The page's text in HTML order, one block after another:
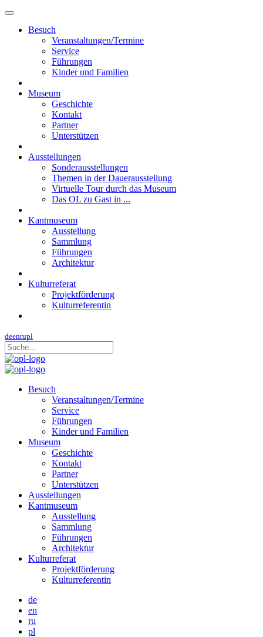
Besuch
Veranstaltungen/Termine
Service
Führungen
Kinder und Familien
Museum
Geschichte
Kontakt
Partner
Unterstützen
Ausstellungen
Sonderausstellungen
Themen in der Dauerausstellung
Virtuelle Tour durch das Museum
Das OL zu Gast in ...
Kantmuseum
Ausstellung
Sammlung
Führungen
Architektur
Kulturreferat
Projektförderung
Kulturreferentin
deenrupl
Besuch
Veranstaltungen/Termine
Service
Führungen
Kinder und Familien
Museum
Geschichte
Kontakt
Partner
Unterstützen
Ausstellungen
Kantmuseum
Ausstellung
Sammlung
Führungen
Architektur
Kulturreferat
Projektförderung
Kulturreferentin
de
en
ru
pl